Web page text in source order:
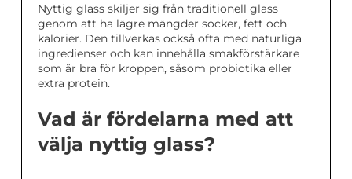
Nyttig glass skiljer sig från traditionell glass
genom att ha lägre mängder socker, fett och
kalorier. Den tillverkas också ofta med naturliga
ingredienser och kan innehålla smakförstärkare
som är bra för kroppen, såsom probiotika eller
extra protein.
Vad är fördelarna med att
välja nyttig glass?